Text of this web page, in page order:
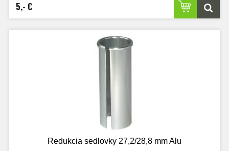
5,- €
Redukcia sedlovky 27,2/28,8 mm Alu